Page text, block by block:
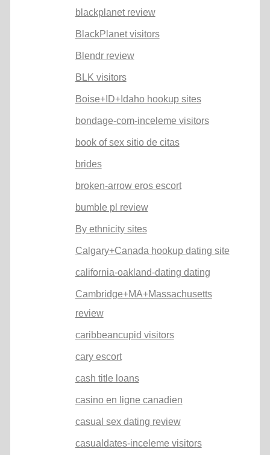
blackplanet review
BlackPlanet visitors
Blendr review
BLK visitors
Boise+ID+Idaho hookup sites
bondage-com-inceleme visitors
book of sex sitio de citas
brides
broken-arrow eros escort
bumble pl review
By ethnicity sites
Calgary+Canada hookup dating site
california-oakland-dating dating
Cambridge+MA+Massachusetts
review
caribbeancupid visitors
cary escort
cash title loans
casino en ligne canadien
casual sex dating review
casualdates-inceleme visitors